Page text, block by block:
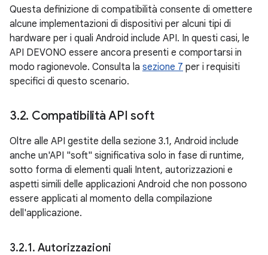
Questa definizione di compatibilità consente di omettere
alcune implementazioni di dispositivi per alcuni tipi di
hardware per i quali Android include API. In questi casi, le
API DEVONO essere ancora presenti e comportarsi in
modo ragionevole. Consulta la sezione 7 per i requisiti
specifici di questo scenario.
3.2. Compatibilità API soft
Oltre alle API gestite della sezione 3.1, Android include
anche un'API "soft" significativa solo in fase di runtime,
sotto forma di elementi quali Intent, autorizzazioni e
aspetti simili delle applicazioni Android che non possono
essere applicati al momento della compilazione
dell'applicazione.
3.2.1. Autorizzazioni